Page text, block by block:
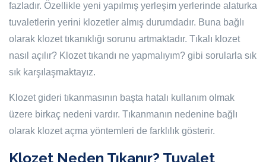
fazladır. Özellikle yeni yapılmış yerleşim yerlerinde alaturka
tuvaletlerin yerini klozetler almış durumdadır. Buna bağlı
olarak klozet tıkanıklığı sorunu artmaktadır. Tıkalı klozet
nasıl açılır? Klozet tıkandı ne yapmalıyım? gibi sorularla sık
sık karşılaşmaktayız.
Klozet gideri tıkanmasının başta hatalı kullanım olmak
üzere birkaç nedeni vardır. Tıkanmanın nedenine bağlı
olarak klozet açma yöntemleri de farklılık gösterir.
Klozet Neden Tıkanır? Tuvalet